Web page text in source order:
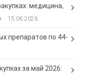
медицина,
15.06.2026
препаратов по 44-
за май 2026: